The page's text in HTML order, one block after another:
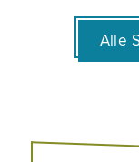
Alle